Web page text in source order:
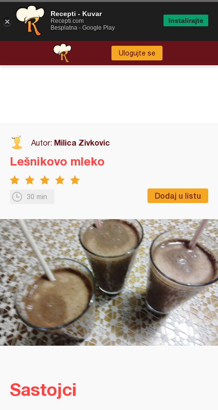
Ulogujte se
Autor: Milica Zivkovic
30 min Dodaj u listu
Lešnikovo mleko
Sastojci
Recepti - Kuvar
Recepti.com
Besplatna - Google Play
Instalirajte